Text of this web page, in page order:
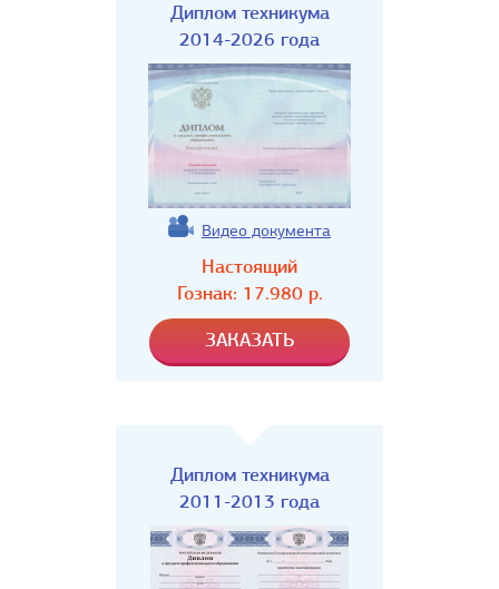
Диплом техникума
2014-2026 года
Видео документа
Настоящий
Гознак: 17.980р.
Диплом техникума
2011-2013 года